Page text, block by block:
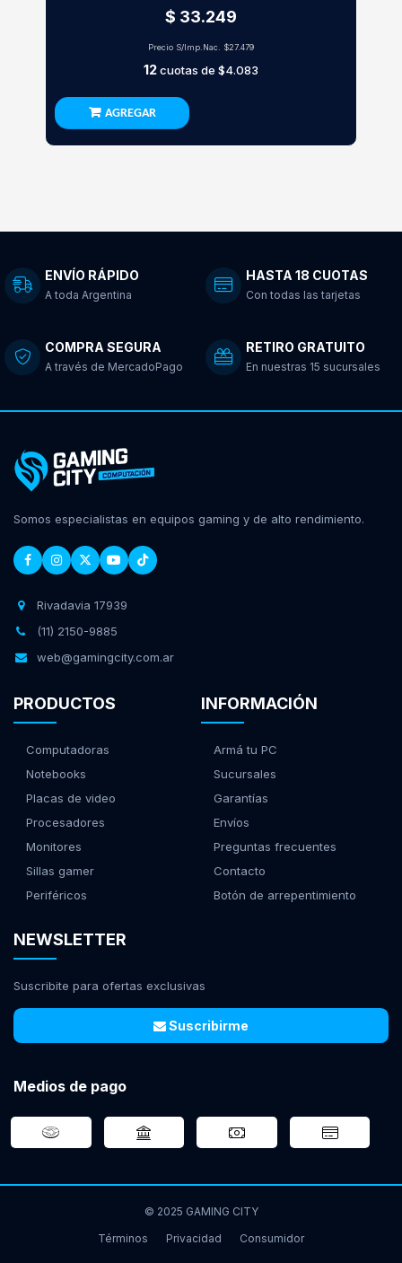
$ 33.249
Precio S/Imp.Nac. $27.479
12cuotas de $4.083
AGREGAR
ENVÍO RÁPIDO
A toda Argentina
HASTA 18 CUOTAS
Con todas las tarjetas
COMPRA SEGURA
A través de MercadoPago
RETIRO GRATUITO
En nuestras 15 sucursales
Somos especialistas en equipos gaming y de alto rendimiento.
Rivadavia 17939
(11) 2150-9885
web@gamingcity.com.ar
PRODUCTOS
Computadoras
Notebooks
Placas de video
Procesadores
Monitores
Sillas gamer
Periféricos
INFORMACIÓN
Armá tu PC
Sucursales
Garantías
Envíos
Preguntas frecuentes
Contacto
Botón de arrepentimiento
NEWSLETTER
Suscribite para ofertas exclusivas
Suscribirme
Medios de pago
© 2025 GAMING CITY
Términos
Privacidad Consumidor